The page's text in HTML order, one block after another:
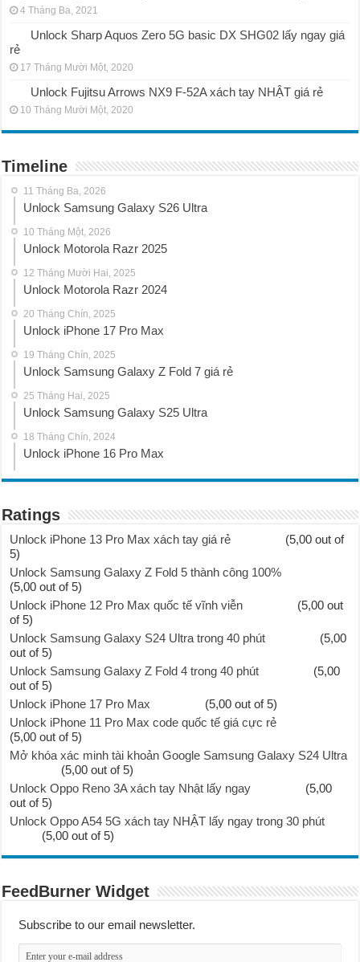
4 Tháng Ba, 2021
Unlock Sharp Aquos Zero 5G basic DX SHG02 lấy ngay giá
rẻ
17 Tháng Mười Một, 2020
Unlock Fujitsu Arrows NX9 F-52A xách tay NHẬT giá rẻ
10 Tháng Mười Một, 2020
Timeline
11 Tháng Ba, 2026
Unlock Samsung Galaxy S26 Ultra
10 Tháng Một, 2026
Unlock Motorola Razr 2025
12 Tháng Mười Hai, 2025
Unlock Motorola Razr 2024
20 Tháng Chín, 2025
Unlock iPhone 17 Pro Max
19 Tháng Chín, 2025
Unlock Samsung Galaxy Z Fold 7 giá rẻ
25 Tháng Hai, 2025
Unlock Samsung Galaxy S25 Ultra
18 Tháng Chín, 2024
Unlock iPhone 16 Pro Max
Ratings
Unlock iPhone 13 Pro Max xách tay giá rẻ
(5,00 out of
5)
Unlock Samsung Galaxy Z Fold 5 thành công 100%
(5,00 out of 5)
Unlock iPhone 12 Pro Max quốc tế vĩnh viễn
(5,00 out
of 5)
Unlock Samsung Galaxy S24 Ultra trong 40 phút
(5,00
out of 5)
Unlock Samsung Galaxy Z Fold 4 trong 40 phút
(5,00
out of 5)
Unlock iPhone 17 Pro Max
(5,00 out of 5)
Unlock iPhone 11 Pro Max code quốc tế giá cực rẻ
(5,00 out of 5)
Mở khóa xác minh tài khoản Google Samsung Galaxy S24 Ultra
(5,00 out of 5)
Unlock Oppo Reno 3A xách tay Nhật lấy ngay
(5,00
out of 5)
Unlock Oppo A54 5G xách tay NHẬT lấy ngay trong 30 phút
(5,00 out of 5)
FeedBurner Widget
Subscribe to our email newsletter.